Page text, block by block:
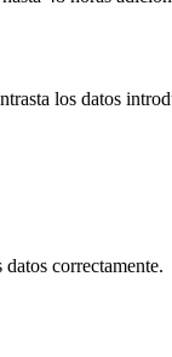
los datos
correctamente.